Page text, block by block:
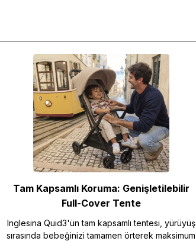
Tam Kapsamlı Koruma: Genişletilebilir
Full-Cover Tente
Inglesina Quid3'ün tam kapsamlı tentesi, yürüyüş
sırasında bebeğinizi tamamen örterek maksimum